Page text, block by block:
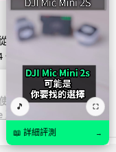
用
政
1,000 間大幅減至
。做到「減店增
🎵 ⛶
📖 詳細評測 →